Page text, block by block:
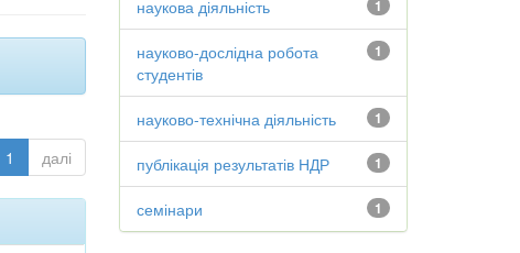
1 далі
1
наукова діяльність
1
науково-дослідна робота
студентів
1
науково-технічна діяльність
1
публікація результатів НДР
1
семінари